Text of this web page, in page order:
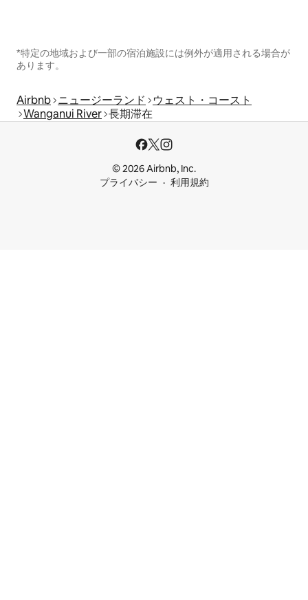
*特定の地域および一部の宿泊施設には例外が適用される場合が
あります。
Airbnb ニュージーランド
ウェスト・コースト
Wanganui River 長期滞在
© 2026 Airbnb, Inc.
プライバシー
利用規約